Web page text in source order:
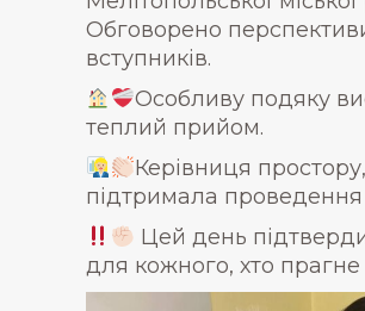
Обговорено
вступників.
Особливу подяку
теплий прийом.
Керівниця
підтримала проведення
Цей день
для кожного, хто